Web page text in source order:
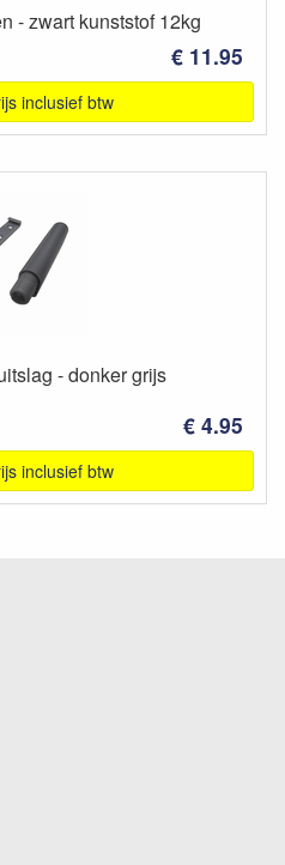
- zwart kunststof 12kg
€ 11.95
inclusief btw
- donker grijs
€ 4.95
inclusief btw